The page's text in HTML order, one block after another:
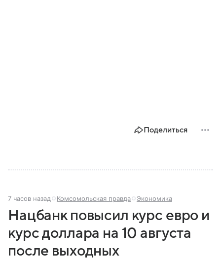
Поделиться
7 часов назад Комсомольская правда Экономика
Нацбанк повысил курс евро и
курс доллара на 10 августа
после выходных